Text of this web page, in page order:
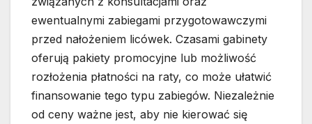
ewentualnymi zabiegami przygotowawczymi
przed nałożeniem licówek. Czasami gabinety
oferują pakiety promocyjne lub możliwość
rozłożenia płatności na raty, co może ułatwić
finansowanie tego typu zabiegów. Niezależnie
od ceny ważne jest, aby nie kierować się